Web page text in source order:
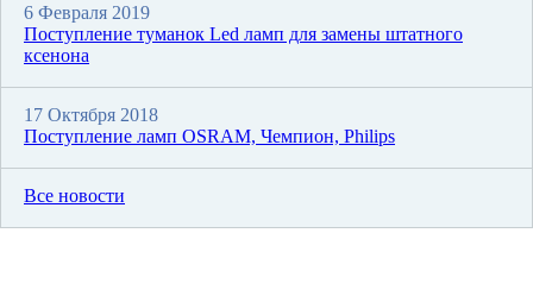
6 Февраля 2019
Поступление туманок Led ламп для замены штатного
ксенона
17 Октября 2018
Поступление ламп OSRAM, Чемпион, Philips
Все новости